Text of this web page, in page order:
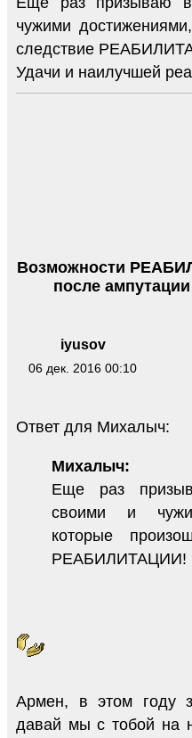
чужими
следствие
Удачи и наилучшей
iyusov
06 дек. 2016 00:10
Возможности
после
Ответ для Михалыч:
Михалыч:
Еще раз
своими и
которые
РЕАБИЛИТАЦИИ!
Армен, в этом году
давай мы с тобой на